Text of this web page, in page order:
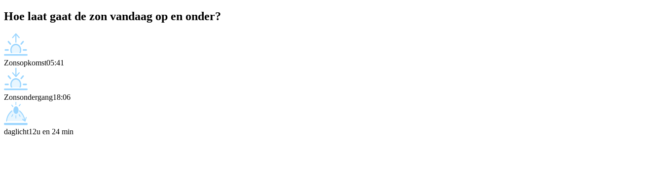
Hoe laat gaat de zon vandaag op en onder?
Zonsopkomst05:41
Zonsondergang18:06
daglicht12u en 24 min